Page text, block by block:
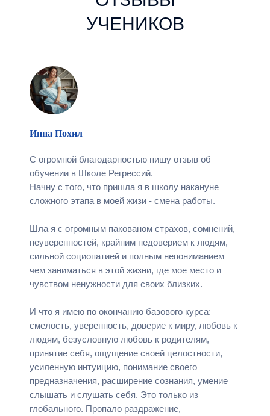
УЧЕНИКОВ
Инна Похил
С огромной благодарностью пишу отзыв об
обучении в Школе Регрессий.
Начну с того, что пришла я в школу накануне
сложного этапа в моей жизи - смена работы.
Шла я с огромным пакованом страхов, сомнений,
неуверенностей, крайним недоверием к людям,
сильной социопатией и полным непониманием
чем заниматься в этой жизни, где мое место и
чувством ненужности для своих близких.
И что я имею по окончанию базового курса:
смелость, уверенность, доверие к миру, любовь к
людям, безусловную любовь к родителям,
принятие себя, ощущение своей целостности,
усиленную интуицию, понимание своего
предназначения, расширение сознания, умение
слышать и слушать себя. Это только из
глобального. Пропало раздражение,